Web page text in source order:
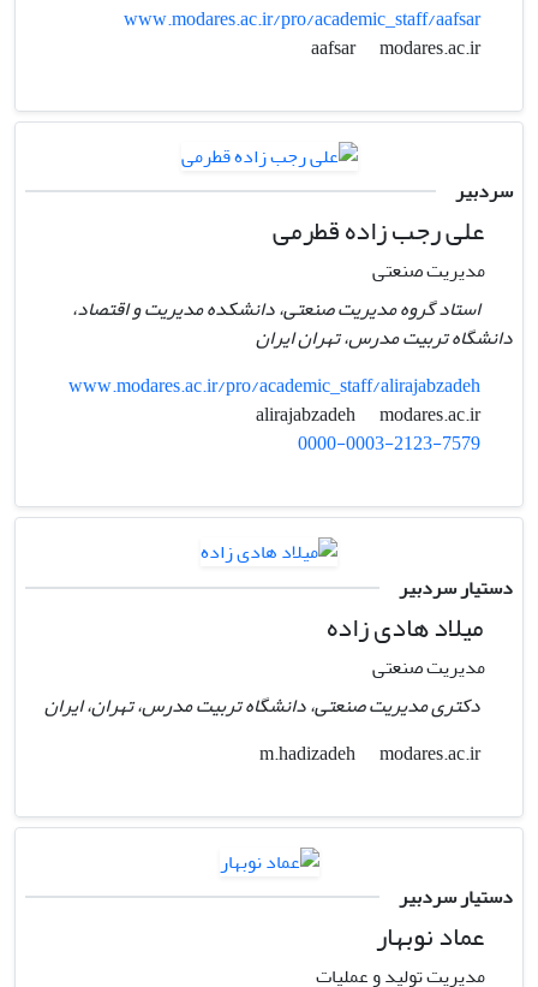
www.modares.ac.ir/pro/academic_staff/aafsar
aafsar
modares.ac.ir
سردبیر
علی رجب زاده قطرمی
مدیریت صنعتی
استاد گروه مدیریت صنعتی، دانشکده مدیریت و اقتصاد،
دانشگاه تربیت مدرس، تهران ایران
www.modares.ac.ir/pro/academic_staff/alirajabzadeh
alirajabzadeh
modares.ac.ir
0000-0003-2123-7579
دستیار سردبیر
میلاد هادی زاده
مدیریت صنعتی
دکتری مدیریت صنعتی، دانشگاه تربیت مدرس، تهران، ایران
m.hadizadeh
modares.ac.ir
دستیار سردبیر
عماد نوبهار
مدیریت تولید و عملیات